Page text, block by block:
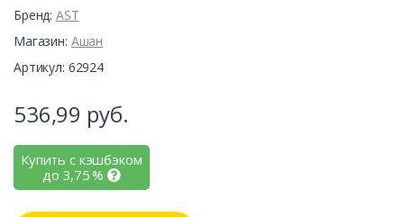
Бренд: AST
Магазин: Ашан
Артикул: 62924
536,99 руб.
Купить с кэшбэком
до 3,75%